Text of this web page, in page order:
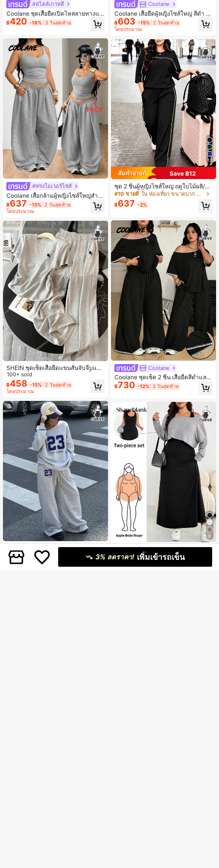
#สไตล์เกาหลี
Coolane ชุดเสื้อยืดเปิดไหล่ลายทางแล
ะกางเกงวอร์มขากว้างสำหรับผู้หญิงไซ
ส์ใหญ่ สไตล์มินิมอลลำลองสตรีทแวร์
กผ่อน และงานทางการ
฿420 -19% 3 วันสุดท้าย
#ทรงโอเวอร์ไซส์
Coolane เสื้อกล้ามผู้หญิงไซส์ใหญ่สำห
รับฤดูร้อนและฤดูใบไม้ร่วง สไตล์สตรีท
แวร์ ลำลอง สำหรับออกไปข้างนอก ฟิตเ
ก และกางเกงเอวยางยืดหลวม
฿637 -15% 2 วันสุดท้าย
โดยประมาณ
SHEIN ชุดเซ็ตเสื้อยืดแขนสั้นจับจีบและ
กางเกงลำลองฤดูร้อนไซส์ใหญ่ 2 ชิ้น
100+ sold
฿458 -15% 2 วันสุดท้าย
โดยประมาณ
SHEIN EZwear ชุดเสื้อสเวตเชิ้ตและกา
งเกงสเวตแพนท์ 2 ชิ้น ไซส์ใหญ่ สไตล์ส
ตรีทแวร์กีฬา ไหล่เดียว ทรงหลวม บุซับ
ในกันหนาว พิมพ์ลายดิจิทัล เหมาะสำห
฿709
Coolane
Coolane เสื้อยืดผู้หญิงไซส์ใหญ่ สีดำ เปิ
ดไหล่ แต่งลูกไม้ต่อผ้า สไตล์เรียบหรู เซ็
กซี่ ลำลอง ใส่ได้ทั้งฤดูร้อนและฤดูใบไม้
ผ่อน และงานทางการ พร้อมกางเกงขาบ
าน ลุคฮาโลวีน
฿603 -15% 2 วันสุดท้าย
โดยประมาณ
13
Save ฿12
ชุด 2 ชิ้นผู้หญิงไซส์ใหญ่ ฤดูใบไม้ผลิ/ฤดู
ใบไม้ร่วง เสื้อยืดคอกลมแขน 3/4 และก
างเกงขายาวเอวยืดหลวมสำหรับใส่ประ
จำวัน สีดำพรางรูปร่าง
#10 ขายดี ใน ท่องเที่ยว ขนาดบวก Co-Ords
฿637 -2%
Coolane
Coolane ชุดเซ็ต 2 ชิ้น เสื้อยืดสีดำและ
กางเกงวอร์มขากว้าง ขนาดใหญ่พิเศษ
สไตล์มินิมอล สตรีทแวร์ สำหรับฤดูร้อน
ฝ้าย 95% สีตัดกัน งานฝีมือปักลายดอกไ
ม้เปลือกหอยพิเศษ มีครบทุกขนาด เหมา
ะสำหรับทุกรูปร่าง
฿730 -12% 3 วันสุดท้าย
6
Shapeblank ชุด 2 ชิ้นสำหรับผู้หญิงไซ
ส์ใหญ่ แฟชั่นฤดูใบไม้ผลิ/ฤดูใบไม้ร่วง เ
#7 ขายดี ใน ร้านซ่อมตัวถังรถยนต์ ขนาดบวก Co-Ords
3% ลดราคา! เพิ่มเข้ารถเข็น